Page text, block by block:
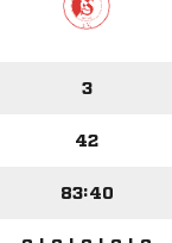
3
42
83:40